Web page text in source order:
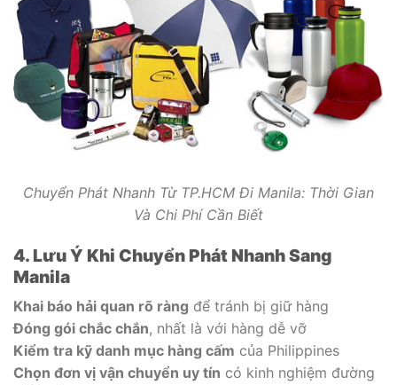
Chuyển Phát Nhanh Từ TP.HCM Đi Manila: Thời Gian
Và Chi Phí Cần Biết
4. Lưu Ý Khi Chuyển Phát Nhanh Sang
Manila
Khai báo hải quan rõ ràng để tránh bị giữ hàng
Đóng gói chắc chắn, nhất là với hàng dễ vỡ
Kiểm tra kỹ danh mục hàng cấm của Philippines
Chọn đơn vị vận chuyển uy tín có kinh nghiệm đường